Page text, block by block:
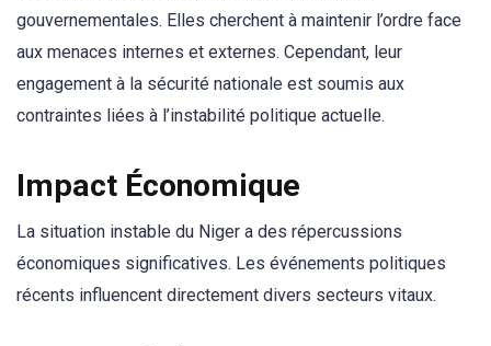
gouvernementales. Elles cherchent à maintenir l’ordre face
aux menaces internes et externes. Cependant, leur
engagement à la sécurité nationale est soumis aux
contraintes liées à l’instabilité politique actuelle.
Impact Économique
La situation instable du Niger a des répercussions
économiques significatives. Les événements politiques
récents influencent directement divers secteurs vitaux.